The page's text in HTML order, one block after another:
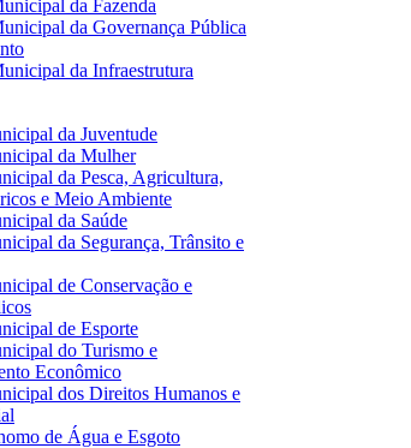
da Fazenda
da Governança Pública
da Infraestrutura
da Juventude
da Mulher
da Pesca, Agricultura,
e Meio Ambiente
da Saúde
da Segurança, Trânsito e
de Conservação e
de Esporte
do Turismo e
Econômico
dos Direitos Humanos e
de Água e Esgoto